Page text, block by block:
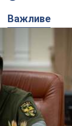
Важливе